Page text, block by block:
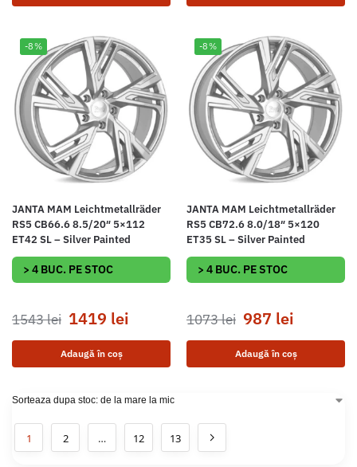
-8%
JANTA MAM Leichtmetallräder
RS5 CB66.6 8.5/20″ 5×112
ET42 SL – Silver Painted
> 4 BUC. PE STOC
1543lei 1419 lei
Adaugă în coș
-8%
JANTA MAM Leichtmetallräder
RS5 CB72.6 8.0/18″ 5×120
ET35 SL – Silver Painted
> 4 BUC. PE STOC
1073lei 987 lei
Adaugă în coș
1 2 … 12 13